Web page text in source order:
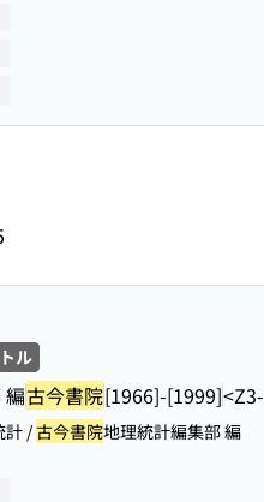
ル
古今書院[1966]-[1999]
計 /古今書院地理統計編集部 編